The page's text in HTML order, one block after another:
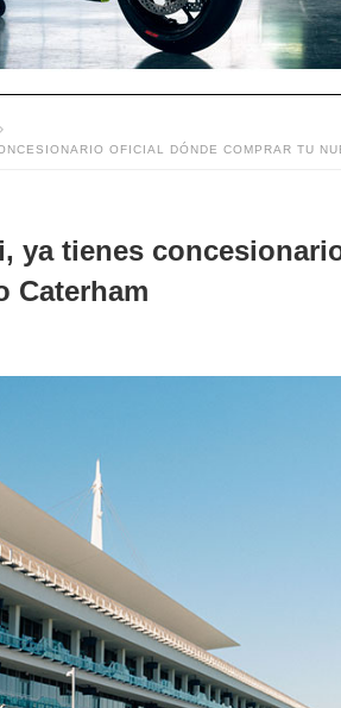
OFICIAL DÓNDE COMPRAR TU
ya tienes
Caterham